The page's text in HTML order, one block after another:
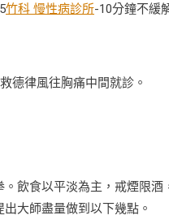
竹科 慢性病診所-10分鐘不緩
律風往胸痛中間就診。
。飲食以平淡為主，戒煙限酒
大師盡量做到以下幾點。